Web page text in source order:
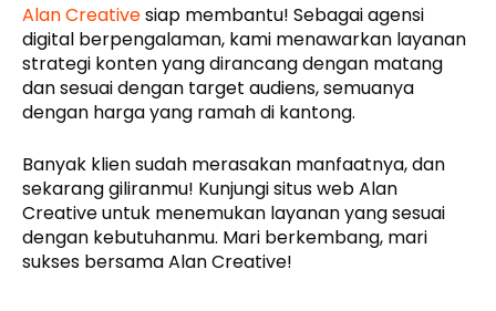
Alan Creativesiap membantu! Sebagai agensi
digital berpengalaman, kami menawarkan layanan
strategi konten yang dirancang dengan matang
dan sesuai dengan target audiens, semuanya
dengan harga yang ramah di kantong.
Banyak klien sudah merasakan manfaatnya, dan
sekarang giliranmu! Kunjungi situs web Alan
Creative untuk menemukan layanan yang sesuai
dengan kebutuhanmu. Mari berkembang, mari
sukses bersama Alan Creative!